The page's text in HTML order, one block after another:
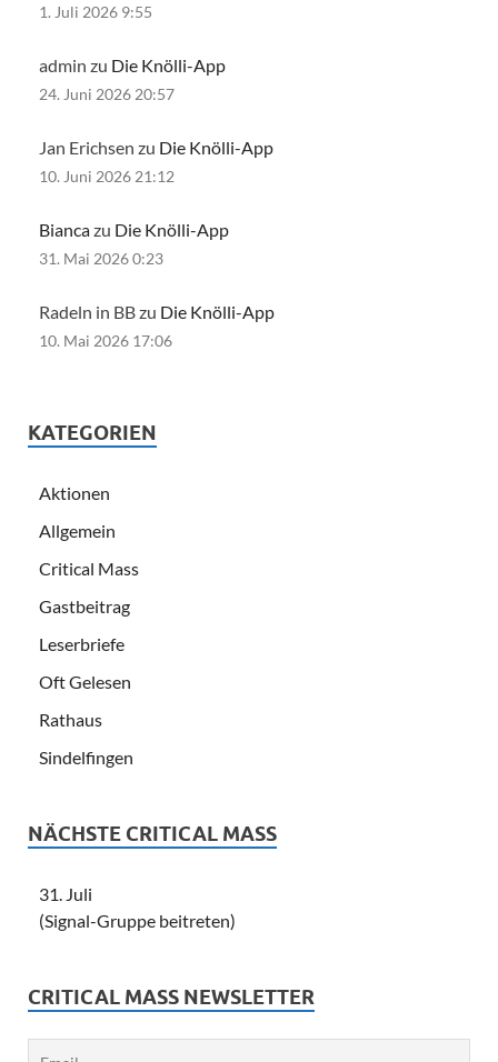
1. Juli 2026 9:55
admin zu Die Knölli-App
24. Juni 2026 20:57
Jan Erichsen zu Die Knölli-App
10. Juni 2026 21:12
Biancazu Die Knölli-App
31. Mai 2026 0:23
Radeln in BB zu Die Knölli-App
10. Mai 2026 17:06
KATEGORIEN
Aktionen
Allgemein
Critical Mass
Gastbeitrag
Leserbriefe
Oft Gelesen
Rathaus
Sindelfingen
NÄCHSTE CRITICAL MASS
31. Juli
(Signal-Gruppe beitreten)
CRITICAL MASS NEWSLETTER